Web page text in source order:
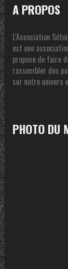
A PROPOS
L'Association
est une
propose de faire
rassembler des
sur notre univers
PHOTO DU